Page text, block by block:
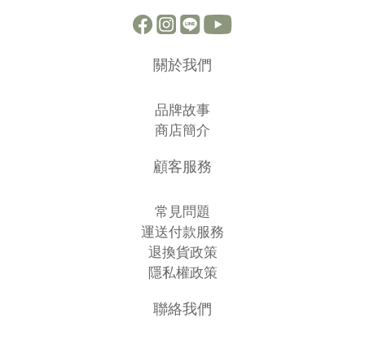
關於我們
品牌故事
商店簡介
顧客服務
常見問題
運送付款服務
退換貨政策
隱私權政策
聯絡我們